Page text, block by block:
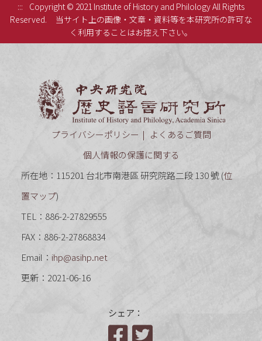
:::
Copyright © 2021 Institute of History and Philology All Rights
Reserved.
当サイト上の画像・文章・資料等を本研究所の許可な
く利用することはお控え下さい。
プライバシーポリシー
よくあるご質問
個人情報の保護に関する
所在地：115201 台北市南港區 研究院路二段 130 號 (位
置マップ)
TEL：886-2-27829555
FAX：886-2-27868834
Email： ihp@asihp.net
更新：2021-06-16
シェア：
Facebook